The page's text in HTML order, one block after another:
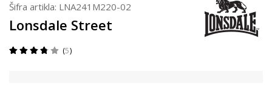
Šifra artikla: LNA241M220-02
Lonsdale Street
5